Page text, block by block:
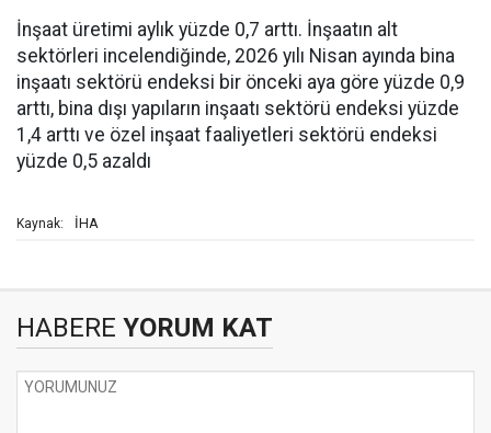
İnşaat üretimi aylık yüzde 0,7 arttı. İnşaatın alt
sektörleri incelendiğinde, 2026 yılı Nisan ayında bina
inşaatı sektörü endeksi bir önceki aya göre yüzde 0,9
arttı, bina dışı yapıların inşaatı sektörü endeksi yüzde
1,4 arttı ve özel inşaat faaliyetleri sektörü endeksi
yüzde 0,5 azaldı
Kaynak: İHA
HABERE YORUM KAT